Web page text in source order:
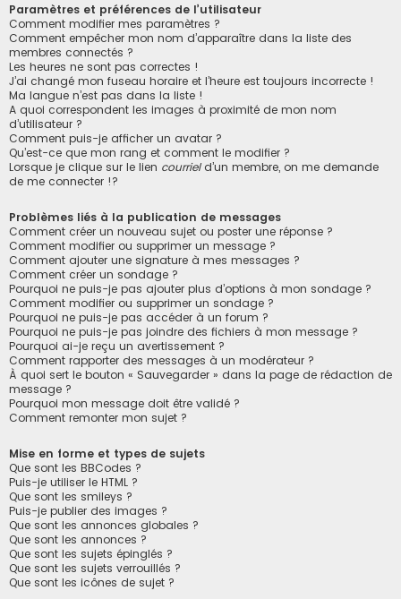
Paramètres et préférences de l’utilisateur
Comment modifier mes paramètres ?
Comment empêcher mon nom d’apparaître dans la liste des
membres connectés ?
Les heures ne sont pas correctes !
J’ai changé mon fuseau horaire et l’heure est toujours incorrecte !
Ma langue n’est pas dans la liste !
A quoi correspondent les images à proximité de mon nom
d’utilisateur ?
Comment puis-je afficher un avatar ?
Qu’est-ce que mon rang et comment le modifier ?
Lorsque je clique sur le lien courrield’un membre, on me demande
de me connecter !?
Problèmes liés à la publication de messages
Comment créer un nouveau sujet ou poster une réponse ?
Comment modifier ou supprimer un message ?
Comment ajouter une signature à mes messages ?
Comment créer un sondage ?
Pourquoi ne puis-je pas ajouter plus d’options à mon sondage ?
Comment modifier ou supprimer un sondage ?
Pourquoi ne puis-je pas accéder à un forum ?
Pourquoi ne puis-je pas joindre des fichiers à mon message ?
Pourquoi ai-je reçu un avertissement ?
Comment rapporter des messages à un modérateur ?
À quoi sert le bouton « Sauvegarder » dans la page de rédaction de
message ?
Pourquoi mon message doit être validé ?
Comment remonter mon sujet ?
Mise en forme et types de sujets
Que sont les BBCodes ?
Puis-je utiliser le HTML ?
Que sont les smileys ?
Puis-je publier des images ?
Que sont les annonces globales ?
Que sont les annonces ?
Que sont les sujets épinglés ?
Que sont les sujets verrouillés ?
Que sont les icônes de sujet ?